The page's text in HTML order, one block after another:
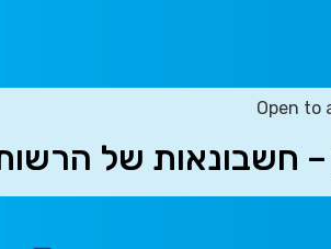
Open to
– חשבונאות של